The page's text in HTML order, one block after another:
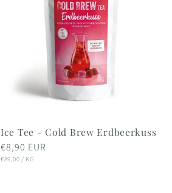
Ice Tee - Cold Brew Erdbeerkuss
Normaler
Preis
€8,90 EUR
STÜCKPREIS
€89,00 / PRO
KG